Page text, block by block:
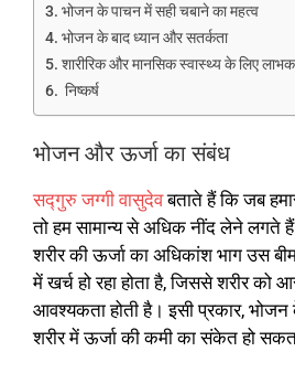
भोजन के पाचन में सही चबाने का महत्व
भोजन के बाद ध्यान और सतर्कता
शारीरिक और मानसिक स्वास्थ्य के लिए
निष्कर्ष
भोजन और ऊर्जा का संबंध
सद्गुरु जग्गी वासुदेवबताते हैं कि जब
तो हम सामान्य से अधिक नींद लेने लगते
शरीर की ऊर्जा का अधिकांश भाग उस
में खर्च हो रहा होता है, जिससे शरीर को
आवश्यकता होती है। इसी प्रकार, भोजन
शरीर में ऊर्जा की कमी का संकेत हो